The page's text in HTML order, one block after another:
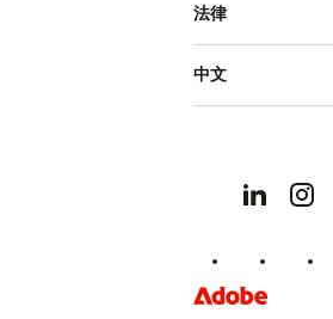
法律
中文